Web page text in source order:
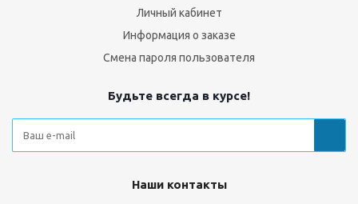
Личный кабинет
Информация о заказе
Смена пароля пользователя
Будьте всегда в курсе!
Наши контакты